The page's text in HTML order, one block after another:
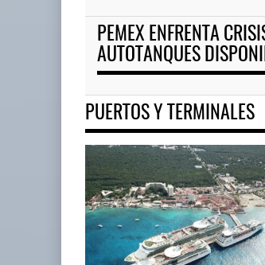
PEMEX ENFRENTA
AUTOTANQUES
PUERTOS Y TERMINALES
La
03 AGO 2026
ASPA
04 AGO